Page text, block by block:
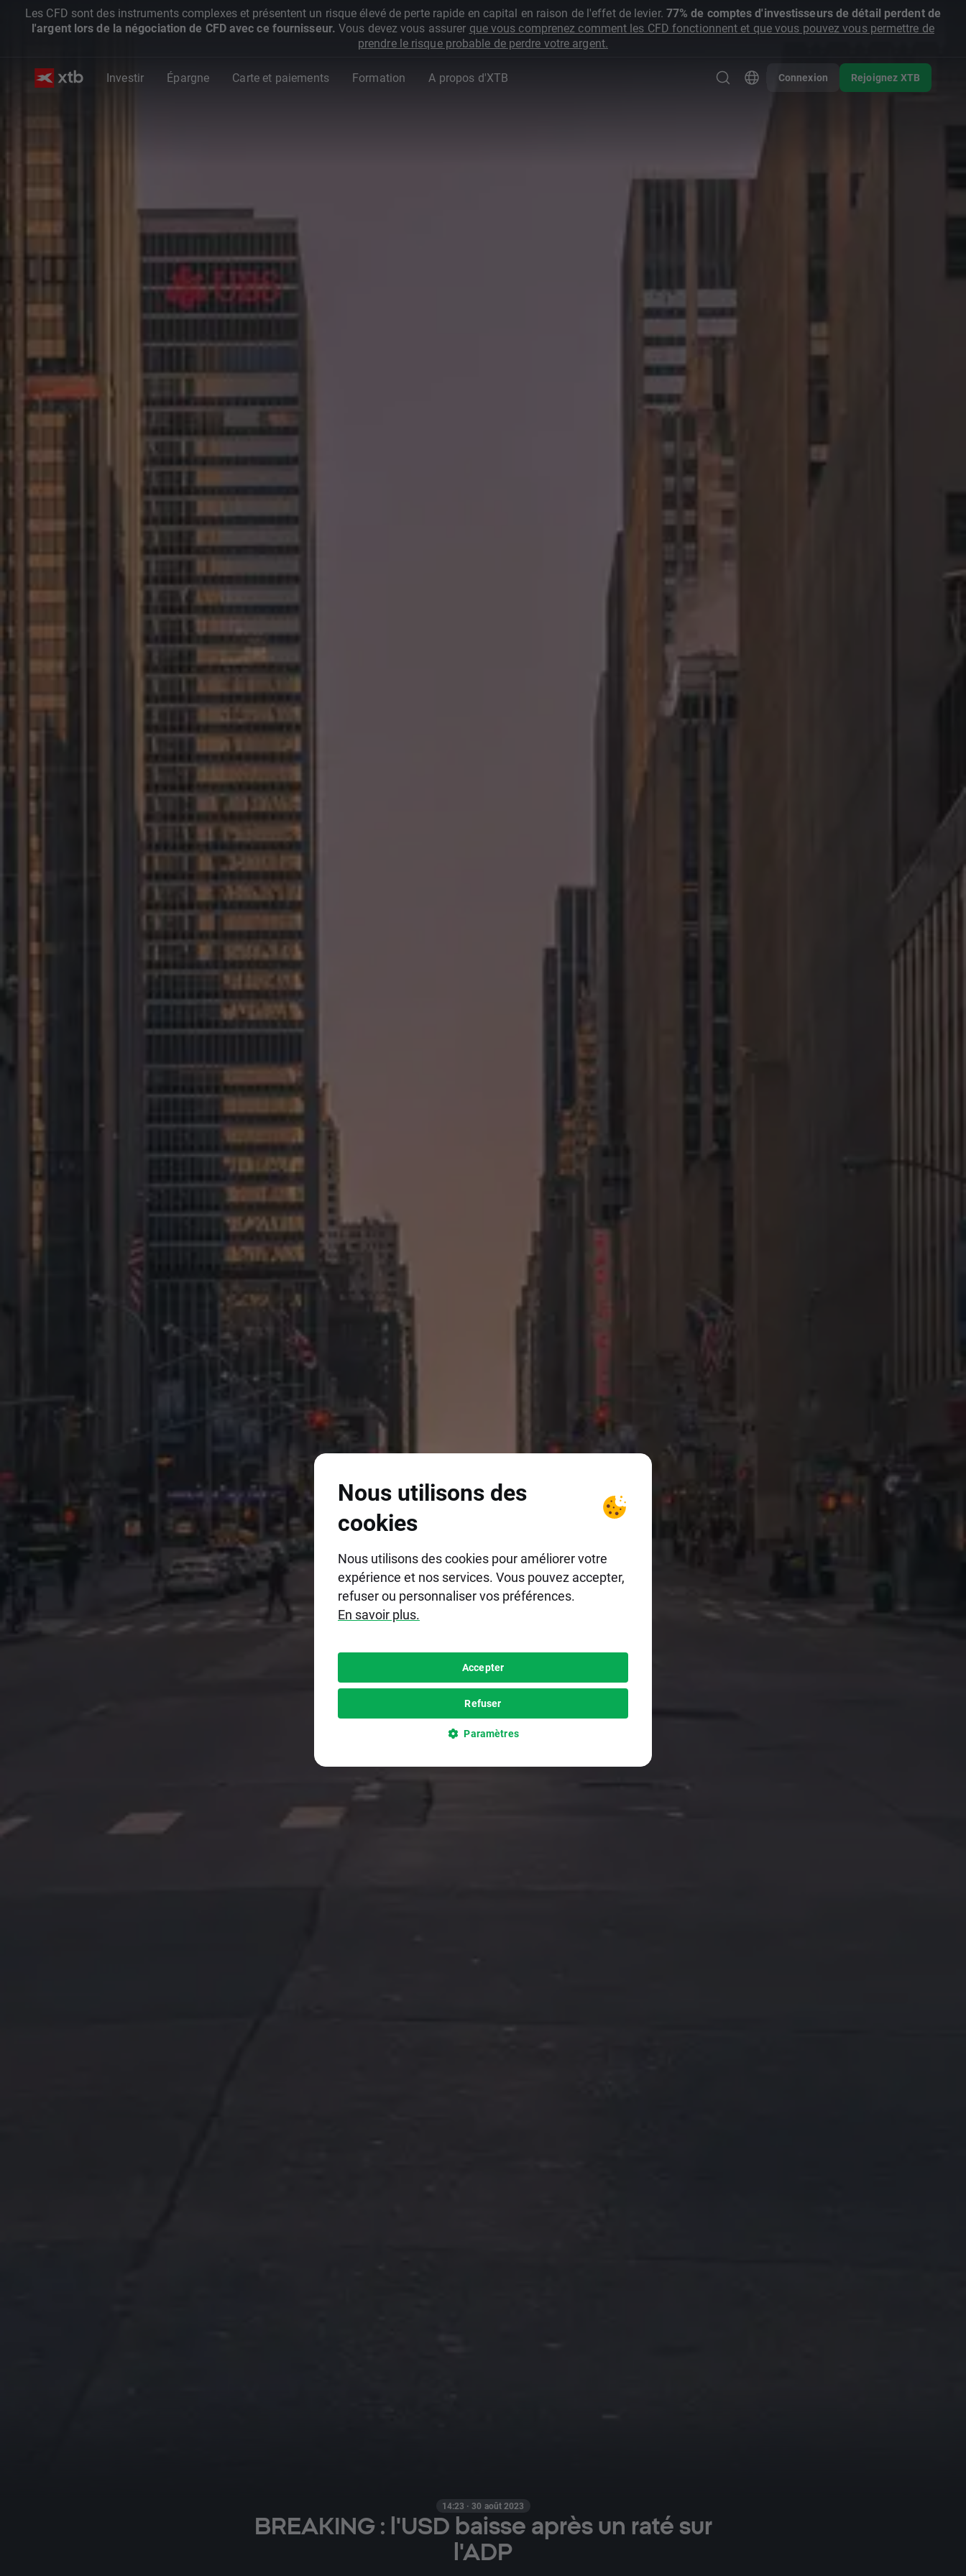
Les CFD sont des instruments complexes et présentent un risque élevé de perte rapide en capital en raison de l'effet de levier. 77% de comptes d'investisseurs de détail perdent de
l'argent lors de la négociation de CFD avec ce fournisseur. Vous devez vous assurer que vous comprenez comment les CFD fonctionnent et que vous pouvez vous permettre de
prendre le risque probable de perdre votre argent.
Investir Épargne Carte et paiements Formation A propos d'XTB Connexion Rejoignez XTB
14:23 · 30 août 2023
BREAKING : l'USD baisse après un raté sur
l'ADP
Nous utilisons des
cookies
Nous utilisons des cookies pour améliorer votre
expérience et nos services. Vous pouvez accepter,
refuser ou personnaliser vos préférences.
En savoir plus.
Accepter
Refuser
Paramètres